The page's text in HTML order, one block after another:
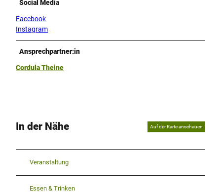
Social Media
Facebook
Instagram
Ansprechpartner:in
Cordula Theine
In der Nähe Auf der Karte anschauen
Veranstaltung
Essen & Trinken